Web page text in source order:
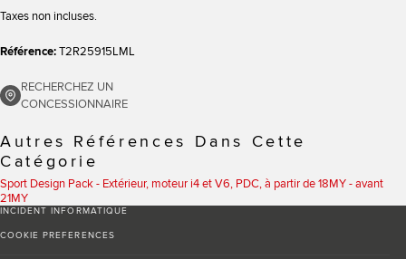
Taxes non incluses.
Référence:T2R25915LML
RECHERCHEZ UN
CONCESSIONNAIRE
Autres Références Dans Cette
Catégorie
Sport Design Pack - Extérieur, moteur i4 et V6, PDC, à partir de 18MY - avant
21MY
INCIDENT INFORMATIQUE
COOKIE PREFERENCES